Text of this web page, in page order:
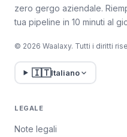
zero gergo aziendale.
tua pipeline in 10 minuti al
© 2026 Waalaxy. Tutti i diritti
🇮🇹Italiano
LEGALE
Note legali